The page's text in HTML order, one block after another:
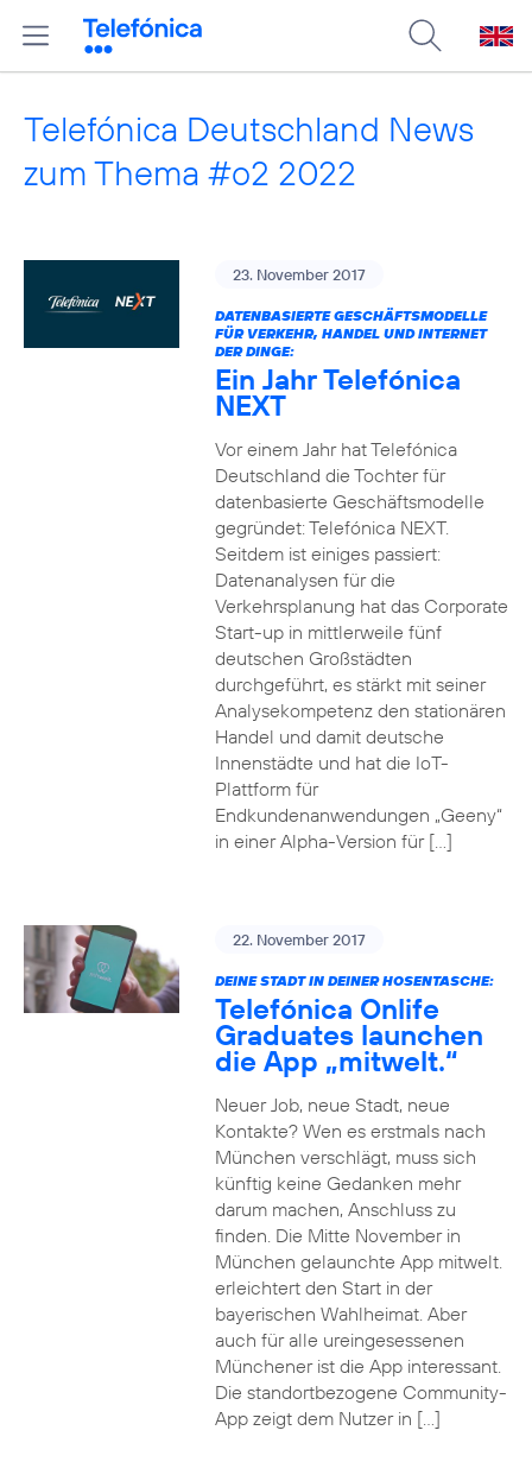
Telefónica Deutschland News
zum Thema #o2 2022
23. November 2017
DATENBASIERTE GESCHÄFTSMODELLE
FÜR VERKEHR, HANDEL UND INTERNET
DER DINGE:
Ein Jahr Telefónica
NEXT
Vor einem Jahr hat Telefónica
Deutschland die Tochter für
datenbasierte Geschäftsmodelle
gegründet: Telefónica NEXT.
Seitdem ist einiges passiert:
Datenanalysen für die
Verkehrsplanung hat das Corporate
Start-up in mittlerweile fünf
deutschen Großstädten
durchgeführt, es stärkt mit seiner
Analysekompetenz den stationären
Handel und damit deutsche
Innenstädte und hat die IoT-
Plattform für
Endkundenanwendungen „Geeny“
in einer Alpha-Version für […]
22. November 2017
DEINE STADT IN DEINER HOSENTASCHE:
Telefónica Onlife
Graduates launchen
die App „mitwelt.“
Neuer Job, neue Stadt, neue
Kontakte? Wen es erstmals nach
München verschlägt, muss sich
künftig keine Gedanken mehr
darum machen, Anschluss zu
finden. Die Mitte November in
München gelaunchte App mitwelt.
erleichtert den Start in der
bayerischen Wahlheimat. Aber
auch für alle ureingesessenen
Münchener ist die App interessant.
Die standortbezogene Community-
App zeigt dem Nutzer in […]